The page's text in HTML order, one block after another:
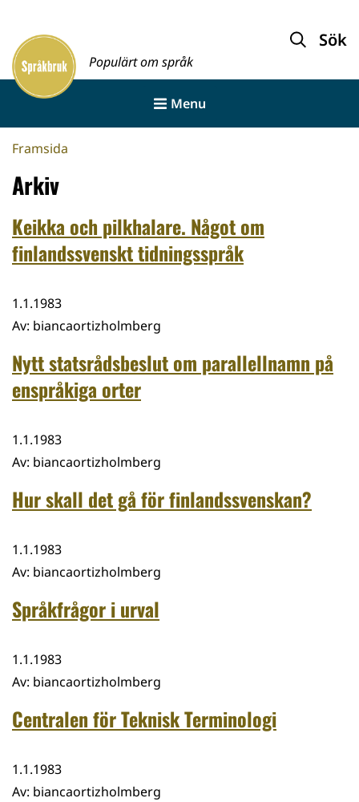
innehållet
Framsida
Populärt om språk
Sök
Menu
Framsida
Arkiv
Keikka och pilkhalare. Något om
finlandssvenskt tidningsspråk
1.1.1983
Av: biancaortizholmberg
Nytt statsrådsbeslut om parallellnamn på
enspråkiga orter
1.1.1983
Av: biancaortizholmberg
Hur skall det gå för finlandssvenskan?
1.1.1983
Av: biancaortizholmberg
Språkfrågor i urval
1.1.1983
Av: biancaortizholmberg
Centralen för Teknisk Terminologi
1.1.1983
Av: biancaortizholmberg